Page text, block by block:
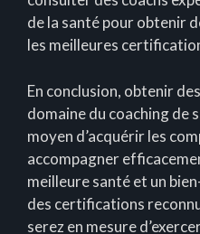
de la santé pour obtenir
les meilleures
En conclusion, obtenir
domaine du coaching de
moyen d’acquérir les
accompagner
meilleure santé et un
des certifications
serez en mesure